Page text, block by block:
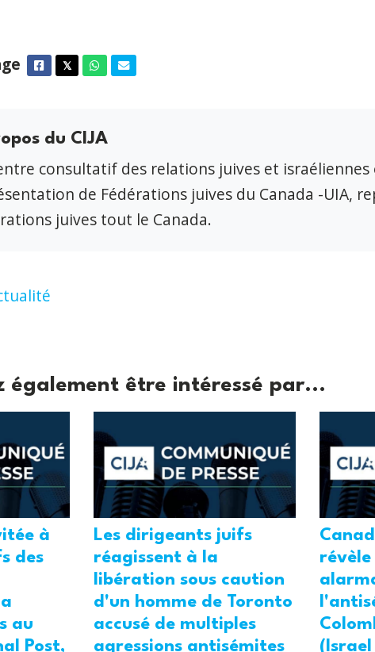
Facebook
𝕏TwitterWhatsappCourriel
du CIJA
consultatif des relations juives et israéliennes
de Fédérations juives du Canada -UIA,
juives tout le Canada.
également être intéressé par...
à
des
au
Post,
Les dirigeants juifs
réagissent à la
libération sous caution
d'un homme de Toronto
accusé de multiples
agressions antisémites
révèle